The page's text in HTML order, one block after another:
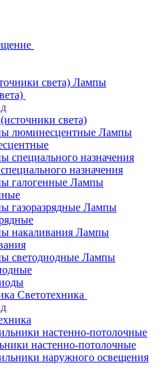
Лампы
света)
Лампы
назначения
Лампы
Лампы
Лампы
Лампы
Светотехника
настенно-потолочные